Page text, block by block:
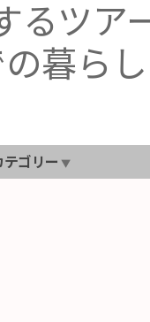
るツア
暮ら
テゴリー